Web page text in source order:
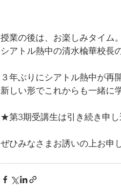
授業の後は、お楽しみタイム。
シアトル熱中の清水楡華校長
３年ぶりにシアトル熱中が再
新しい形でこれからも一緒に
★第3期受講生は引き続き申し
ぜひみなさまお誘いの上お申